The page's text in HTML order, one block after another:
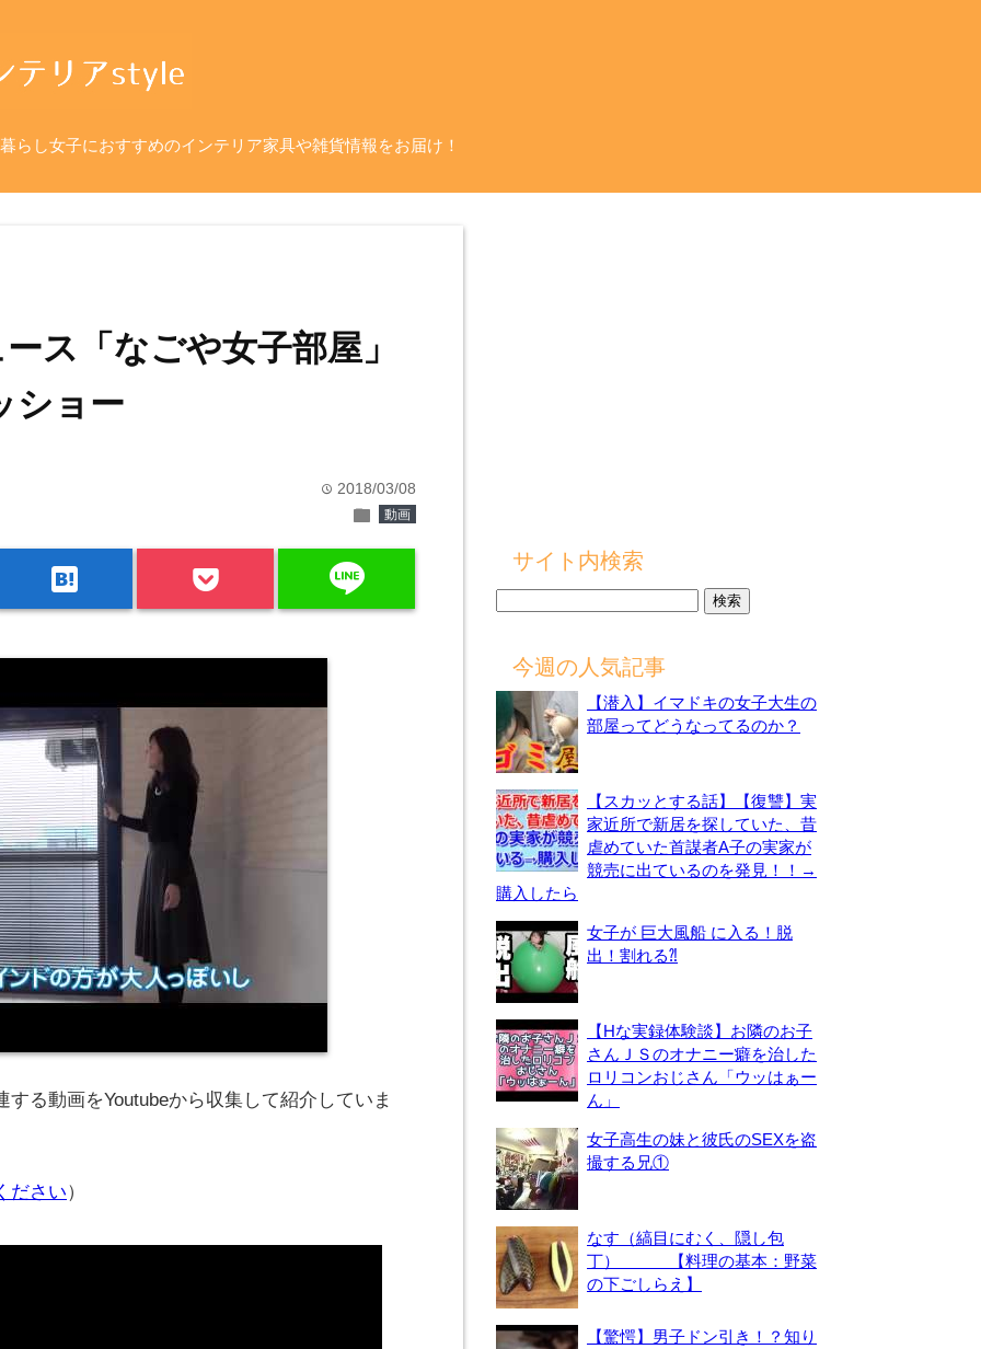
らし女子におすすめのインテリア家具や雑貨情報をお届け！
ス「なごや女子部屋」
ショー
time 2018/03/08
folder 動画
hatenabookmark line
る動画をYoutubeから収集して紹介していま
ださい）
サイト内検索
今週の人気記事
【潜入】イマドキの女子大生の
部屋ってどうなってるのか？
【スカッとする話】【復讐】実
家近所で新居を探していた、昔
虐めていた首謀者A子の実家が
競売に出ているのを発見！！→
購入したら
女子が 巨大風船 に入る！脱
出！割れる⁈
【Hな実録体験談】お隣のお子
さんＪＳのオナニー癖を治した
ロリコンおじさん「ウッはぁー
ん」
女子高生の妹と彼氏のSEXを盗
撮する兄①
なす（縞目にむく、隠し包
丁） 【料理の基本：野菜
の下ごしらえ】
【驚愕】男子ドン引き！？知り